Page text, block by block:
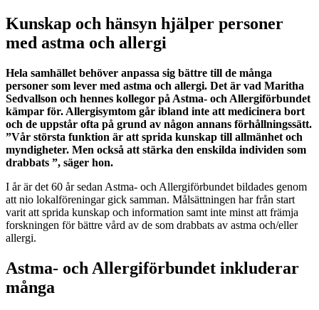
Kunskap och hänsyn hjälper personer
med astma och allergi
Hela samhället behöver anpassa sig bättre till de många
personer som lever med astma och allergi. Det är vad Maritha
Sedvallson och hennes kollegor på Astma- och Allergiförbundet
kämpar för. Allergisymtom går ibland inte att medicinera bort
och de uppstår ofta på grund av någon annans förhållningssätt.
”Vår största funktion är att sprida kunskap till allmänhet och
myndigheter. Men också att stärka den enskilda individen som
drabbats ”, säger hon.
I år är det 60 år sedan Astma- och Allergiförbundet bildades genom
att nio lokalföreningar gick samman. Målsättningen har från start
varit att sprida kunskap och information samt inte minst att främja
forskningen för bättre vård av de som drabbats av astma och/eller
allergi.
Astma- och Allergiförbundet inkluderar
många